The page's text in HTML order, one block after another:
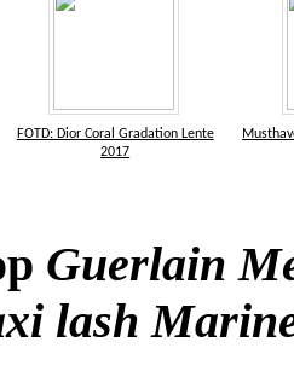
FOTD: Dior Coral Gradation Lente
2017
Guerlain
lash